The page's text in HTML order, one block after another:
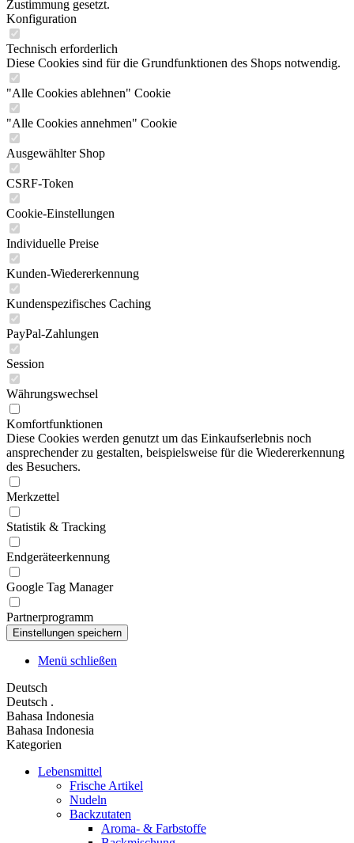
Zustimmung gesetzt.
Konfiguration
Technisch erforderlich
Diese Cookies sind für die Grundfunktionen des Shops notwendig.
"Alle Cookies ablehnen" Cookie
"Alle Cookies annehmen" Cookie
Ausgewählter Shop
CSRF-Token
Cookie-Einstellungen
Individuelle Preise
Kunden-Wiedererkennung
Kundenspezifisches Caching
PayPal-Zahlungen
Session
Währungswechsel
Komfortfunktionen
Diese Cookies werden genutzt um das Einkaufserlebnis noch
ansprechender zu gestalten, beispielsweise für die Wiedererkennung
des Besuchers.
Merkzettel
Statistik & Tracking
Endgeräteerkennung
Google Tag Manager
Partnerprogramm
Menü schließen
Deutsch
Deutsch .
Bahasa Indonesia
Bahasa Indonesia
Kategorien
Lebensmittel
Frische Artikel
Nudeln
Backzutaten
Aroma- & Farbstoffe